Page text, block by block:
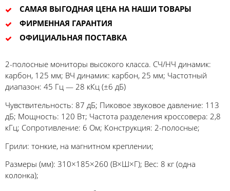
САМАЯ ВЫГОДНАЯ ЦЕНА НА НАШИ ТОВАРЫ
ФИРМЕННАЯ ГАРАНТИЯ
ОФИЦИАЛЬНАЯ ПОСТАВКА
2-полосные мониторы высокого класса. СЧ/НЧ динамик:
карбон, 125 мм; ВЧ динамик: карбон, 25 мм; Частотный
диапазон: 45 Гц — 28 кКц (±6 дБ)
Чувствительность: 87 дБ; Пиковое звуковое давление: 113
дБ; Мощность: 120 Вт; Частота разделения кроссовера: 2,8
кГц; Сопротивление: 6 Ом; Конструкция: 2-полосные;
Грили: тонкие, на магнитном креплении;
Размеры (мм): 310×185×260 (В×Ш×Г); Вес: 8 кг (одна
колонка);